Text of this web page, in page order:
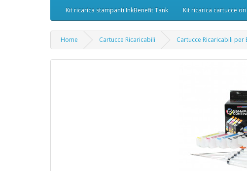
Kit ricarica stampanti InkBenefit Tank Kit ricarica cartucce
Home Cartucce Ricaricabili Cartucce Ricaricabili per